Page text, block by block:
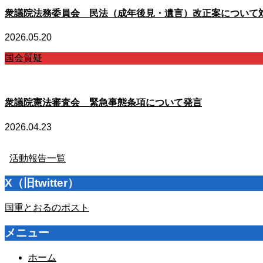
衆議院法務委員会 民法（成年後見・遺言）改正案について
2026.05.20
国会質疑
衆議院憲法審査会 緊急事態条項について発言
2026.04.23
活動報告一覧
X（旧twitter）
国重とおるのポスト
メニュー
ホーム